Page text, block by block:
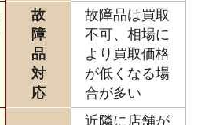
故
障
品
対
応
故障品は買取
不可、相場に
より買取価格
が低くなる場
合が多い
近隣に店舗が